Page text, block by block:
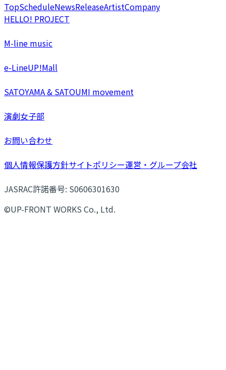
TopScheduleNewsReleaseArtistCompany
HELLO! PROJECT
M-line music
e-LineUP!Mall
SATOYAMA & SATOUMI movement
演劇女子部
お問い合わせ
個人情報保護方針サイトポリシー運営・グループ会社
JASRAC許諾番号: S0606301630
©UP-FRONT WORKS Co., Ltd.